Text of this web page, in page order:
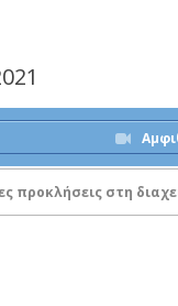
προκλήσεις στη